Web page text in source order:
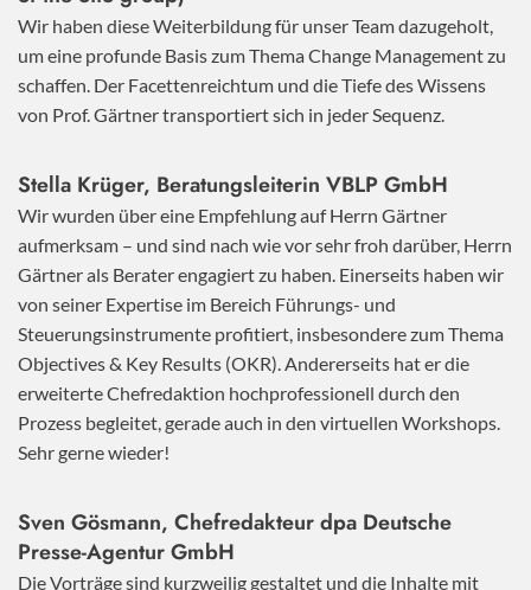
Wir haben diese Weiterbildung für unser Team dazugeholt,
um eine profunde Basis zum Thema Change Management zu
schaffen. Der Facettenreichtum und die Tiefe des Wissens
von Prof. Gärtner transportiert sich in jeder Sequenz.
Stella Krüger, Beratungsleiterin VBLP GmbH
Wir wurden über eine Empfehlung auf Herrn Gärtner
aufmerksam – und sind nach wie vor sehr froh darüber, Herrn
Gärtner als Berater engagiert zu haben. Einerseits haben wir
von seiner Expertise im Bereich Führungs- und
Steuerungsinstrumente profitiert, insbesondere zum Thema
Objectives & Key Results (OKR). Andererseits hat er die
erweiterte Chefredaktion hochprofessionell durch den
Prozess begleitet, gerade auch in den virtuellen Workshops.
Sehr gerne wieder!
Sven Gösmann, Chefredakteur dpa Deutsche
Presse-Agentur GmbH
Die Vorträge sind kurzweilig gestaltet und die Inhalte mit